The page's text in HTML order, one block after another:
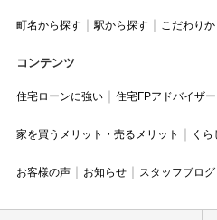
町名から探す 駅から探す こだわり
コンテンツ
住宅ローンに強い 住宅FPアドバイザ
家を買うメリット・売るメリット く
お客様の声 お知らせ スタッフブログ